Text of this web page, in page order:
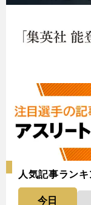
人気記事ラン
今日